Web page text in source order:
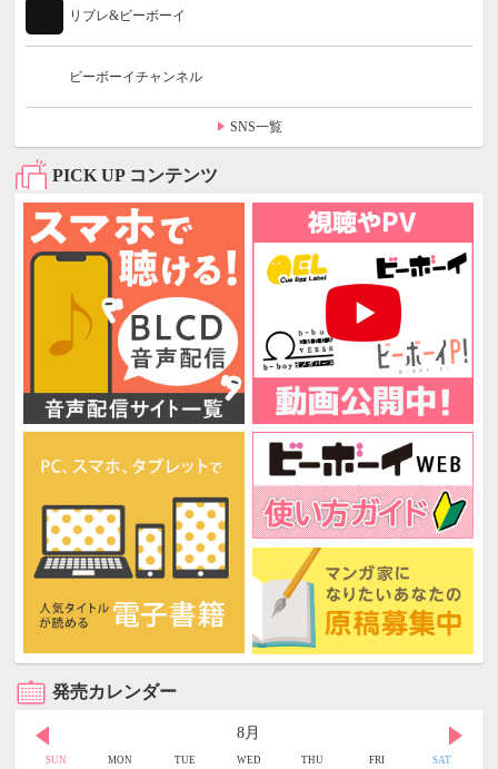
リブレ&ビーボーイ
ビーボーイチャンネル
SNS一覧
PICK UP コンテンツ
発売カレンダー
8月
SUN MON TUE WED THU FRI SAT